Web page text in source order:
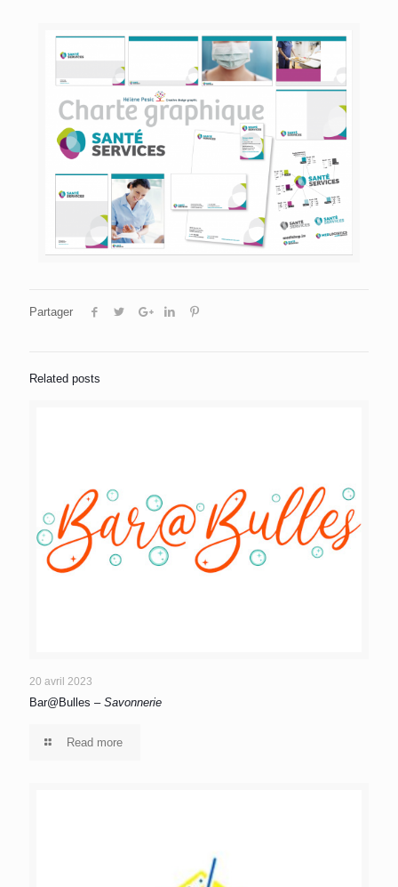
Partager
Related posts
20 avril 2023
Bar@Bulles – Savonnerie
Read more